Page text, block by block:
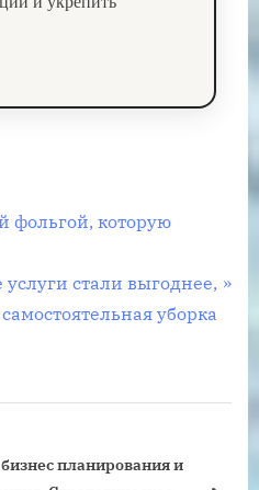
фольгой, которую
стали выгоднее,
уборка
планирования и